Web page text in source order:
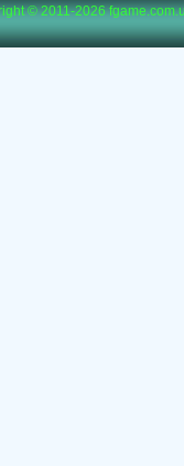
© 2011-2026